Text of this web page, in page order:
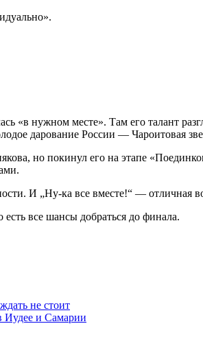
«в нужном месте». Там его талант
дарование России — Чароитовая
но покинул его на этапе
И „Ну-ка все вместе!“ — отличная
все шансы добраться до финала.
не стоит
Иудее и Самарии